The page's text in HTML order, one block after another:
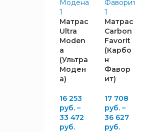
НАПОЛНЕНИЕ
Мэмори
2
Латексная
3
Латексированная
кокосовая койра
2
Матрас
Ultra
Moden
a
(Ультра
Моден
а)
16 253
руб. –
33 472
руб.
Матрас
Carbon
Favorit
(Карбо
н
Фавор
ит)
17 708
руб. –
36 627
руб.